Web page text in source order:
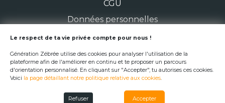
CGU
Données personnelles
1 Rue de la Noë 44300 Nantes
team@generationzebree.fr
© Génération Zébrée 2026
Le respect de ta vie privée compte pour nous !
Génération Zébrée utilise des cookies pour analyser l'utilisation de la
plateforme afin de l'améliorer en continu et te proposer un parcours
d'orientation personnalisé. En cliquant sur "Accepter", tu autorises ces cookies.
Voici la page détaillant notre politique relative aux cookies.
Refuser Accepter